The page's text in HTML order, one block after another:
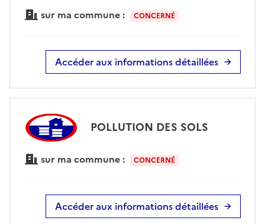
sur ma commune : CONCERNÉ
Accéder aux informations détaillées
POLLUTION DES SOLS
sur ma commune : CONCERNÉ
Accéder aux informations détaillées